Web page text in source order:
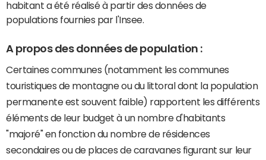
habitant a été réalisé à partir des données de
populations fournies par l'Insee.
A propos des données de population :
Certaines communes (notamment les communes
touristiques de montagne ou du littoral dont la population
permanente est souvent faible) rapportent les différents
éléments de leur budget à un nombre d'habitants
"majoré" en fonction du nombre de résidences
secondaires ou de places de caravanes figurant sur leur